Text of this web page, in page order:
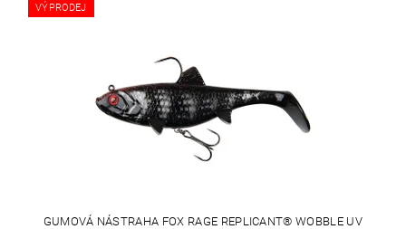
VÝPRODEJ
GUMOVÁ NÁSTRAHA FOX RAGE REPLICANT® WOBBLE UV